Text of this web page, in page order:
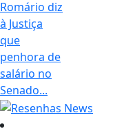
Romário diz
à Justiça
que
penhora de
salário no
Senado...